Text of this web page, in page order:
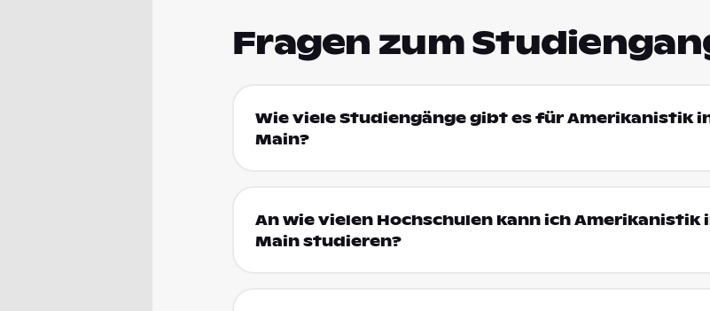
Fragen zum
Wie viele Studiengänge gibt es für Amerikanistik
Main?
An wie vielen Hochschulen kann ich Amerikanistik
Main studieren?